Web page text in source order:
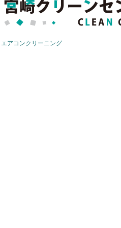
アコンクリーニング